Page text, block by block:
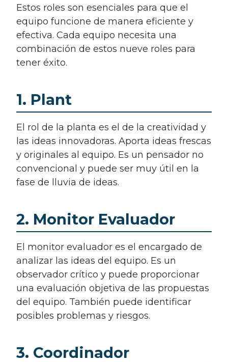
Estos roles son esenciales para que el
equipo funcione de manera eficiente y
efectiva. Cada equipo necesita una
combinación de estos nueve roles para
tener éxito.
1. Plant
El rol de la planta es el de la creatividad y
las ideas innovadoras. Aporta ideas frescas
y originales al equipo. Es un pensador no
convencional y puede ser muy útil en la
fase de lluvia de ideas.
2. Monitor Evaluador
El monitor evaluador es el encargado de
analizar las ideas del equipo. Es un
observador crítico y puede proporcionar
una evaluación objetiva de las propuestas
del equipo. También puede identificar
posibles problemas y riesgos.
3. Coordinador